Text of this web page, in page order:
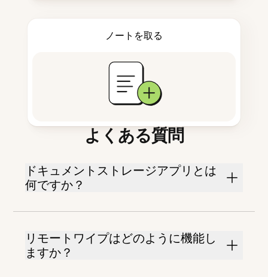
ノートを取る
よくある質問
ドキュメントストレージアプリとは
何ですか？
リモートワイプはどのように機能し
ますか？